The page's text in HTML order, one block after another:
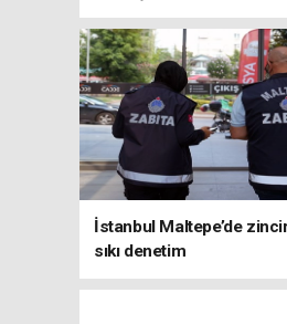
İstanbul Maltepe’de
sıkı denetim